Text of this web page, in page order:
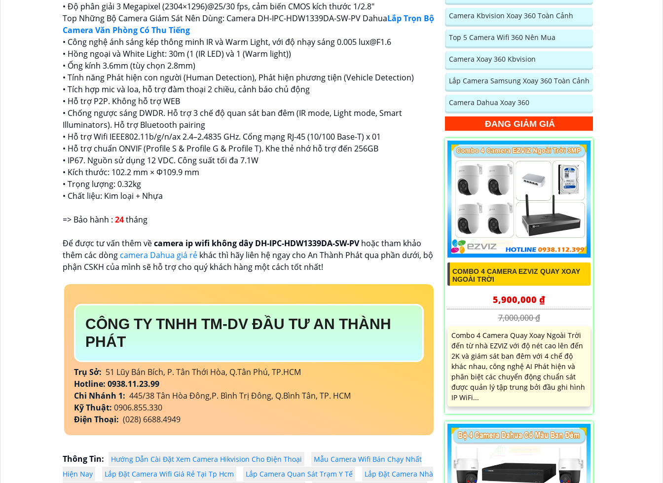
• Độ phân giải 3 Megapixel (2304×1296)@25/30 fps, cảm biến CMOS kích thước 1/2.8"
Top Những Bộ Camera Giám Sát Nên Dùng: Camera DH-IPC-HDW1339DA-SW-PV DahuaLắp Trọn Bộ
Camera Văn Phòng Có Thu Tiếng
• Công nghệ ánh sáng kép thông minh IR và Warm Light, với độ nhạy sáng 0.005 lux@F1.6
• Hồng ngoại và White Light: 30m (1 (IR LED) và 1 (Warm light))
• Ống kính 3.6mm (tùy chọn 2.8mm)
• Tính năng Phát hiện con người (Human Detection), Phát hiện phương tiện (Vehicle Detection)
• Tích hợp mic và loa, hỗ trợ đàm thoại 2 chiều, cảnh báo chủ động
• Hỗ trợ P2P. Không hỗ trợ WEB
• Chống ngược sáng DWDR. Hỗ trợ 3 chế độ quan sát ban đêm (IR mode, Light mode, Smart
Illuminators). Hỗ trợ Bluetooth pairing
• Hỗ trợ Wifi IEEE802.11b/g/n/ax 2.4–2.4835 GHz. Cổng mạng RJ-45 (10/100 Base-T) x 01
• Hỗ trợ chuẩn ONVIF (Profile S & Profile G & Profile T). Khe thẻ nhớ hỗ trợ đến 256GB
• IP67. Nguồn sử dụng 12 VDC. Công suất tối đa 7.1W
• Kích thước: 102.2 mm × Φ109.9 mm
• Trọng lượng: 0.32kg
• Chất liệu: Kim loại + Nhựa
=> Bảo hành : 24tháng
Để được tư vấn thêm vềcamera ip wifi không dây DH-IPC-HDW1339DA-SW-PVhoặc tham khảo
thêm các dòng camera Dahua giá rẻ khác thì hãy liên hệ ngay cho An Thành Phát qua phần dưới, bộ
phận CSKH của mình sẽ hỗ trợ cho quý khách hàng một cách tốt nhất!
CÔNG TY TNHH TM-DV ĐẦU TƯ AN THÀNH
PHÁT
Trụ Sở: 51 Lũy Bán Bích, P. Tân Thới Hòa, Q.Tân Phú, TP.HCM
Hotline: 0938.11.23.99
Chi Nhánh 1: 445/38 Tân Hòa Đông,P. Bình Trị Đông, Q.Bình Tân, TP. HCM
Kỹ Thuật: 0906.855.330
Điện Thoại: (028) 6688.4949
Thông Tin: Hướng Dẫn Cài Đặt Xem Camera Hikvision Cho Điện Thoại
Mẫu Camera Wifi Bán Chạy Nhất
Hiện Nay
Lắp Đặt Camera Wifi Giá Rẻ Tại Tp Hcm Lắp Camera Quan Sát Trạm Y Tế
Lắp Đặt Camera Nhà
Camera Kbvision Xoay 360 Toàn Cảnh
Top 5 Camera Wifi 360 Nên Mua
Camera Xoay 360 Kbvision
Lắp Camera Samsung Xoay 360 Toàn Cảnh
Camera Dahua Xoay 360
ĐANG GIẢM GIÁ
COMBO 4 CAMERA EZVIZ QUAY XOAY
NGOÀI TRỜI
5,900,000 ₫
7,000,000 ₫
Combo 4 Camera Quay Xoay Ngoài Trời
đến từ nhà EZVIZ với độ nét cao lên đến
2K và giám sát ban đêm với 4 chế độ
khác nhau, công nghệ AI Phát hiện và
phân biệt các chuyển động chuẩn sát
được quản lý tập trung bởi đầu ghi hình
IP WiFi...